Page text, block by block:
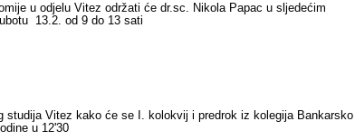
u odjelu Vitez održati će dr.sc. Nikola Papac u sljedećim
13.2. od 9 do 13 sati
studija Vitez kako će se I. kolokvij i predrok iz kolegija Bankarsko
u 12'30